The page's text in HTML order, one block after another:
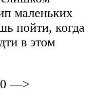
маленьких
пойти, когда
в этом
—>